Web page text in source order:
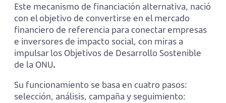
Este mecanismo de financiación alternativa, nació
con el objetivo de convertirse en el mercado
financiero de referencia para conectar empresas
e inversores de impacto social, con miras a
impulsar los Objetivos de Desarrollo Sostenible
de la ONU.
Su funcionamiento se basa en cuatro pasos:
selección, análisis, campaña y seguimiento: